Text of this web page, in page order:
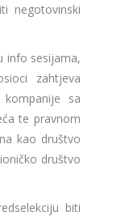
negotovinski
info sesijama,
zahtjeva
sa
te pravnom
kao društvo
društvo
biti